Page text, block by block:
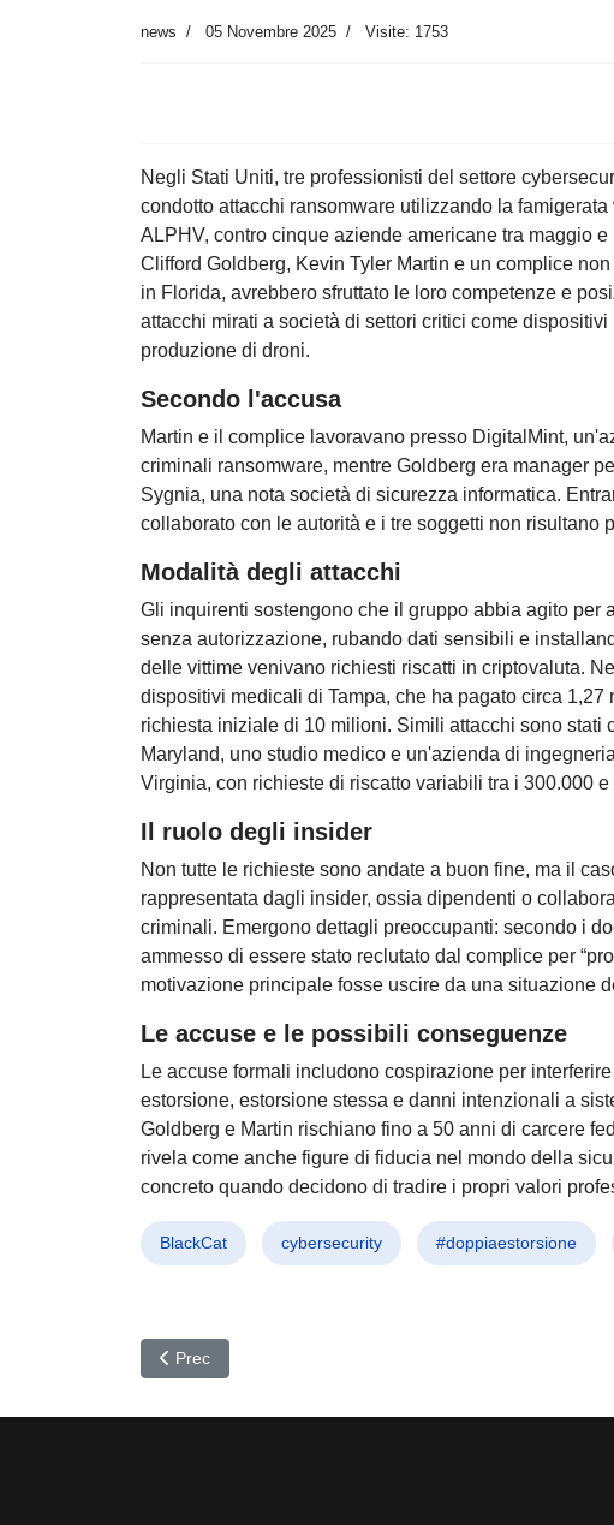
news 05 Novembre 2025 Visite: 1753
Negli Stati Uniti, tre professionisti del settore
condotto attacchi ransomware utilizzando la
ALPHV, contro cinque aziende americane tra maggio
Clifford Goldberg, Kevin Tyler Martin e un complice
in Florida, avrebbero sfruttato le loro competenze e
attacchi mirati a società di settori critici come
produzione di droni.
Secondo l'accusa
Martin e il complice lavoravano presso DigitalMint,
criminali ransomware, mentre Goldberg era manager
Sygnia, una nota società di sicurezza informatica.
collaborato con le autorità e i tre soggetti non risultano
Modalità degli attacchi
Gli inquirenti sostengono che il gruppo abbia agito
senza autorizzazione, rubando dati sensibili e
delle vittime venivano richiesti riscatti in criptovaluta.
dispositivi medicali di Tampa, che ha pagato circa
richiesta iniziale di 10 milioni. Simili attacchi sono stati
Maryland, uno studio medico e un'azienda di
Virginia, con richieste di riscatto variabili tra i 300.000
Il ruolo degli insider
Non tutte le richieste sono andate a buon fine, ma il
rappresentata dagli insider, ossia dipendenti o
criminali. Emergono dettagli preoccupanti: secondo i
ammesso di essere stato reclutato dal complice per
motivazione principale fosse uscire da una situazione
Le accuse e le possibili conseguenze
Le accuse formali includono cospirazione per
estorsione, estorsione stessa e danni intenzionali a
Goldberg e Martin rischiano fino a 50 anni di carcere
rivela come anche figure di fiducia nel mondo della
concreto quando decidono di tradire i propri valori
BlackCat cybersecurity #doppiaestorsione
Articolo precedente: Scattered LAPSUS$ Hunters: Il
Prec